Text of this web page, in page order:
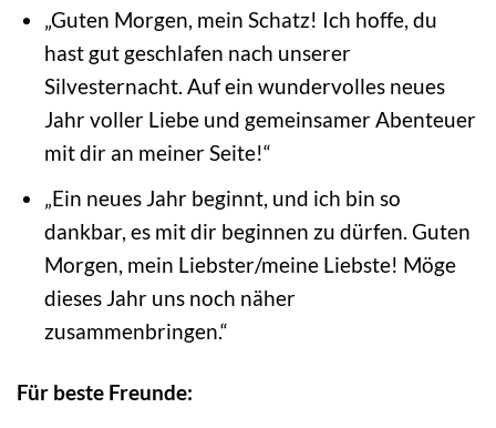
„Guten Morgen, mein Schatz! Ich hoffe, du
hast gut geschlafen nach unserer
Silvesternacht. Auf ein wundervolles neues
Jahr voller Liebe und gemeinsamer Abenteuer
mit dir an meiner Seite!“
„Ein neues Jahr beginnt, und ich bin so
dankbar, es mit dir beginnen zu dürfen. Guten
Morgen, mein Liebster/meine Liebste! Möge
dieses Jahr uns noch näher
zusammenbringen.“
Für beste Freunde: